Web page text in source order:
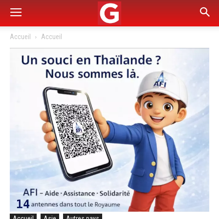
Accueil Accueil